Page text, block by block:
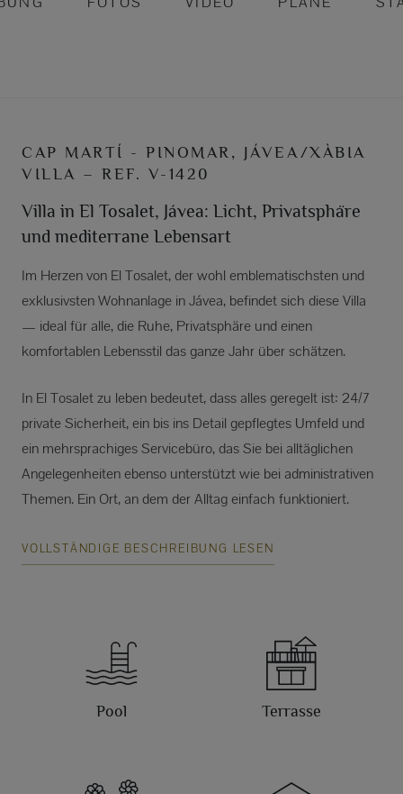
CAP MARTÍ - PINOMAR, JÁVEA/XÀBIA
VILLA – REF. V-1420
Villa in El Tosalet, Jávea: Licht, Privatsphäre
und mediterrane Lebensart
Im Herzen von El Tosalet, der wohl emblematischsten und
exklusivsten Wohnanlage in Jávea, befindet sich diese Villa
— ideal für alle, die Ruhe, Privatsphäre und einen
komfortablen Lebensstil das ganze Jahr über schätzen.
In El Tosalet zu leben bedeutet, dass alles geregelt ist: 24/7
private Sicherheit, ein bis ins Detail gepflegtes Umfeld und
ein mehrsprachiges Servicebüro, das Sie bei alltäglichen
Angelegenheiten ebenso unterstützt wie bei administrativen
Themen. Ein Ort, an dem der Alltag einfach funktioniert.
VOLLSTÄNDIGE BESCHREIBUNG LESEN
Pool Terrasse